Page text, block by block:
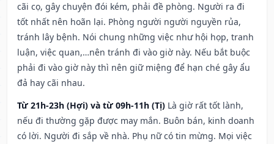
cãi cọ, gây chuyện đói kém, phải đề phòng. Người ra đi
tốt nhất nên hoãn lại. Phòng người người nguyền rủa,
tránh lây bệnh. Nói chung những việc như hội họp, tranh
luận, việc quan,…nên tránh đi vào giờ này. Nếu bắt buộc
phải đi vào giờ này thì nên giữ miệng để hạn ché gây ẩu
đả hay cãi nhau.
Từ 21h-23h (Hợi) và từ 09h-11h (Tị) Là giờ rất tốt lành,
nếu đi thường gặp được may mắn. Buôn bán, kinh doanh
có lời. Người đi sắp về nhà. Phụ nữ có tin mừng. Mọi việc